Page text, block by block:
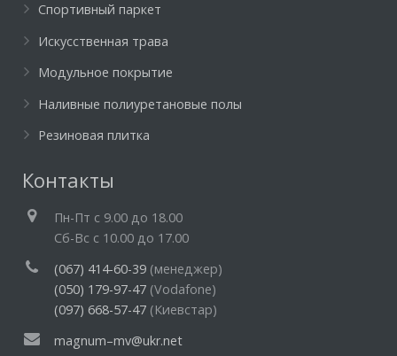
Спортивный паркет
Искусственная трава
Модульное покрытие
Наливные полиуретановые полы
Резиновая плитка
Контакты
Пн-Пт c 9.00 до 18.00
Cб-Вс с 10.00 до 17.00
(067) 414-60-39 (менеджер)
(050) 179-97-47 (Vodafone)
(097) 668-57-47 (Киевстар)
magnum–mv@ukr.net